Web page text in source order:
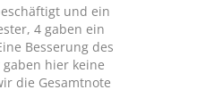
und ein
4 gaben ein
Besserung des
hier keine
die Gesamtnote